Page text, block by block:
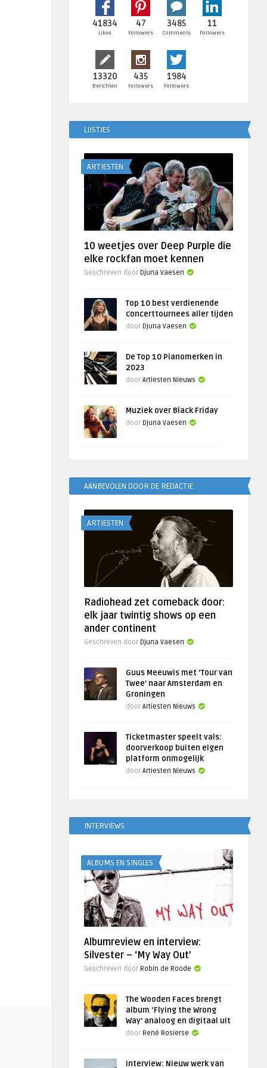
41834
Likes
47
Followers
3485
Comments
11
Followers
13320
Berichten
435
Followers
1984
Followers
LIJSTJES
ARTIESTEN
10 weetjes over Deep Purple die
elke rockfan moet kennen
Geschreven door Djuna Vaesen
Top 10 best verdienende
concerttournees aller tijden
door Djuna Vaesen
De Top 10 Pianomerken in
2023
door Artiesten Nieuws
Muziek over Black Friday
door Djuna Vaesen
AANBEVOLEN DOOR DE REDACTIE
ARTIESTEN
Radiohead zet comeback door:
elk jaar twintig shows op een
ander continent
Geschreven door Djuna Vaesen
Guus Meeuwis met ‘Tour van
Twee’ naar Amsterdam en
Groningen
door Artiesten Nieuws
Ticketmaster speelt vals:
doorverkoop buiten eigen
platform onmogelijk
door Artiesten Nieuws
INTERVIEWS
ALBUMS EN SINGLES
Albumreview en interview:
Silvester – ‘My Way Out’
Geschreven door Robin de Roode
The Wooden Faces brengt
album ‘Flying the Wrong
Way’ analoog en digitaal uit
door René Rosierse
Interview: Nieuw werk van